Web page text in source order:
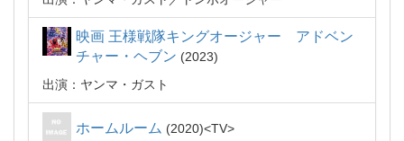
映画 王様戦隊キングオージャー アドベン
チャー・ヘブン
2023
出演：ヤンマ・ガスト
ホームルーム 2020 TV